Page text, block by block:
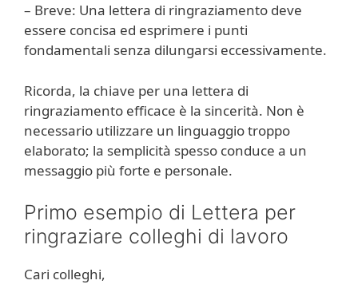
– Breve: Una lettera di ringraziamento deve
essere concisa ed esprimere i punti
fondamentali senza dilungarsi eccessivamente.
Ricorda, la chiave per una lettera di
ringraziamento efficace è la sincerità. Non è
necessario utilizzare un linguaggio troppo
elaborato; la semplicità spesso conduce a un
messaggio più forte e personale.
Primo esempio di Lettera per
ringraziare colleghi di lavoro
Cari colleghi,